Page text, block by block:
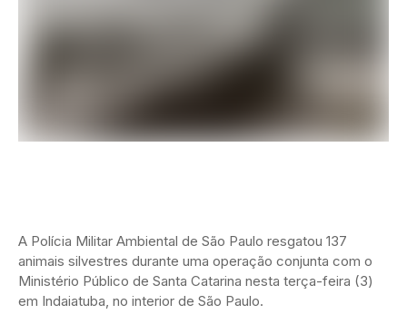
A Polícia Militar Ambiental de São Paulo resgatou 137
animais silvestres durante uma operação conjunta com o
Ministério Público de Santa Catarina nesta terça-feira (3)
em Indaiatuba, no interior de São Paulo.